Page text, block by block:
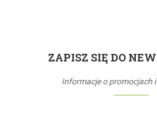
ZAPISZ SIĘ DO
Informacje o promocjach